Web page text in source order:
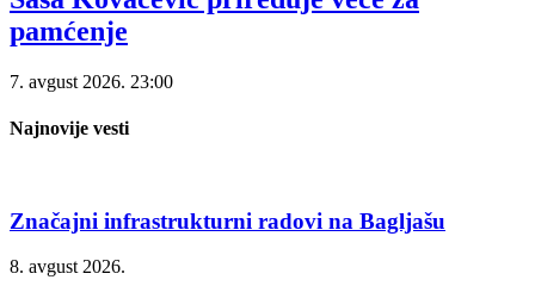
pamćenje
7. avgust 2026. 23:00
Najnovije vesti
Značajni infrastrukturni radovi na Bagljašu
8. avgust 2026.